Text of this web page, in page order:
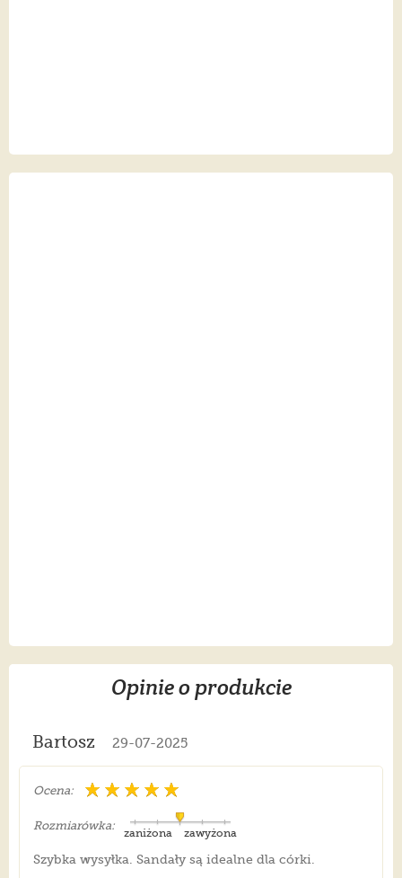
Opinie o produkcie
Bartosz 29-07-2025
Ocena:
Rozmiarówka:
zawyżona
zaniżona
Szybka wysyłka. Sandały są idealne dla córki.